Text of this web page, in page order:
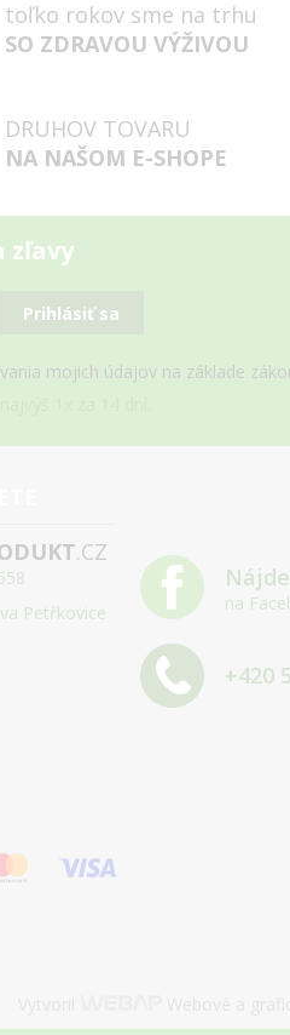
toľko rokov sme na trhu
SO ZDRAVOU VÝŽIVOU
DRUHOV TOVARU
NA NAŠOM E-SHOPE
zľavy
Prihlásiť sa
mojich údajov na základe
.CZ
Petřkovice
na
+420